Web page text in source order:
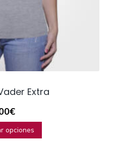
Extra
€
opciones